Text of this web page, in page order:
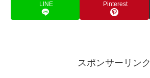
LINE
Pinterest
スポンサーリンク